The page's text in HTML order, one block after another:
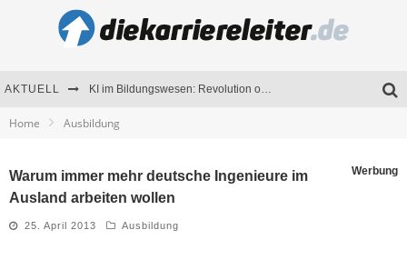
AKTUELL KI im Bildungswesen: Revolution oder Risiko für Schulen und Universitäten?
Home Ausbildung
Warum immer mehr deutsche Ingenieure im
Ausland arbeiten wollen
Werbung
25. April 2013 Ausbildung